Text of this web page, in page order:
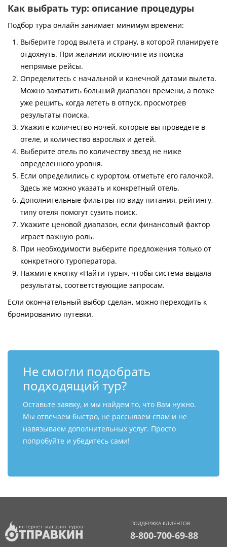
Как выбрать тур: описание процедуры
Подбор тура онлайн занимает минимум времени:
Выберите город вылета и страну, в которой планируете
отдохнуть. При желании исключите из поиска
непрямые рейсы.
Определитесь с начальной и конечной датами вылета.
Можно захватить больший диапазон времени, а позже
уже решить, когда лететь в отпуск, просмотрев
результаты поиска.
Укажите количество ночей, которые вы проведете в
отеле, и количество взрослых и детей.
Выберите отель по количеству звезд не ниже
определенного уровня.
Если определились с курортом, отметьте его галочкой.
Здесь же можно указать и конкретный отель.
Дополнительные фильтры по виду питания, рейтингу,
типу отеля помогут сузить поиск.
Укажите ценовой диапазон, если финансовый фактор
играет важную роль.
При необходимости выберите предложения только от
конкретного туроператора.
Нажмите кнопку «Найти туры», чтобы система выдала
результаты, соответствующие запросам.
Если окончательный выбор сделан, можно переходить к
бронированию путевки.
Не смогли подобрать
подходящий тур?
Оставьте заявку, и мы найдем то, что Вам нужно.
Мы отвечаем быстро, не рассылаем спам и не
навязываем дополнительных услуг. Просто
попробуйте и убедитесь сами!
ПОДДЕРЖКА КЛИЕНТОВ
8-800-700-69-88